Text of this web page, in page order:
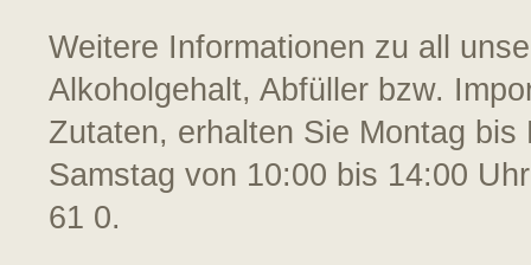
Weitere Informationen zu all
Alkoholgehalt, Abfüller bzw.
Zutaten, erhalten Sie Montag
Samstag von 10:00 bis 14:00
61 0.